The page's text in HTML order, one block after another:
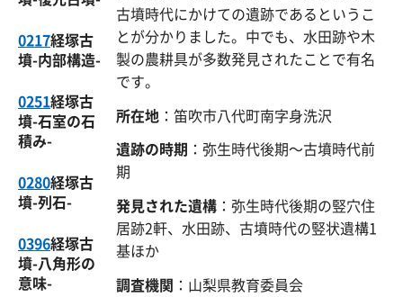
0217経塚古
墳-内部構造-
0251経塚古
墳-石室の石
積み-
0280経塚古
墳-列石-
0396経塚古
墳-八角形の
意味-
古墳時代にかけての遺跡であるというこ
とが分かりました。中でも、水田跡や木
製の農耕具が多数発見されたことで有名
です。
所在地 ：笛吹市八代町南字身洗沢
遺跡の時期 ：弥生時代後期～古墳時代前
期
発見された遺構 ：弥生時代後期の竪穴住
居跡2軒、水田跡、古墳時代の竪状遺構1
基ほか
調査機関 ：山梨県教育委員会